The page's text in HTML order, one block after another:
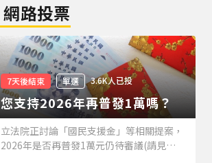
網路投票
7天後結束 單選 3.6K人已投
您支持2026年再普發1萬嗎？
立法院正討論「國民支援金」等相關提案，
2026年是否再普發1萬元仍待審議(請見下